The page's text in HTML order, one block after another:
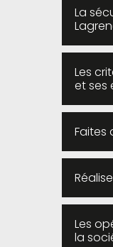
La
Les
et ses
Faites
Les
la